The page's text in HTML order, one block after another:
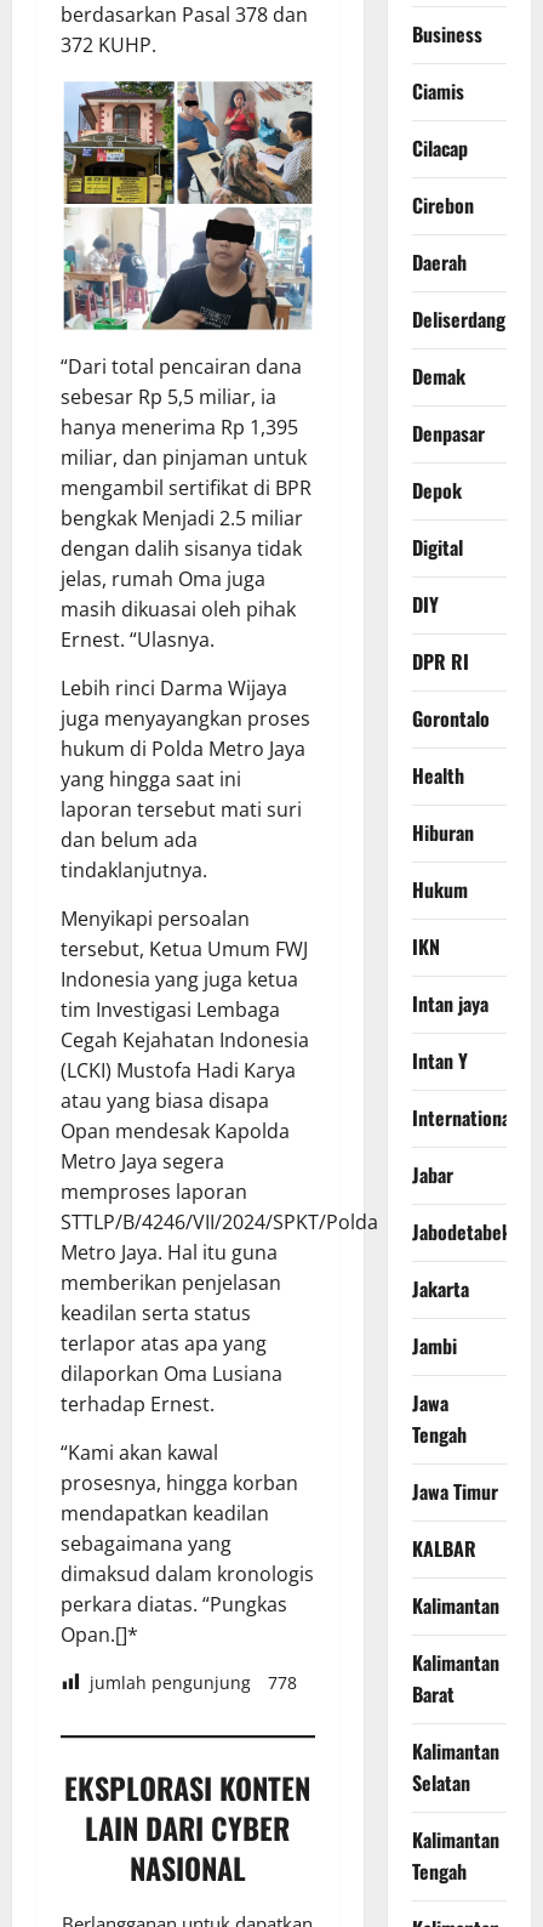
berdasarkan Pasal 378 dan
372 KUHP.
“Dari total pencairan dana
sebesar Rp 5,5 miliar, ia
hanya menerima Rp 1,395
miliar, dan pinjaman untuk
mengambil sertifikat di BPR
bengkak Menjadi 2.5 miliar
dengan dalih sisanya tidak
jelas, rumah Oma juga
masih dikuasai oleh pihak
Ernest. “Ulasnya.
Lebih rinci Darma Wijaya
juga menyayangkan proses
hukum di Polda Metro Jaya
yang hingga saat ini
laporan tersebut mati suri
dan belum ada
tindaklanjutnya.
Menyikapi persoalan
tersebut, Ketua Umum FWJ
Indonesia yang juga ketua
tim Investigasi Lembaga
Cegah Kejahatan Indonesia
(LCKI) Mustofa Hadi Karya
atau yang biasa disapa
Opan mendesak Kapolda
Metro Jaya segera
memproses laporan
STTLP/B/4246/VII/2024/SPKT/Polda
Metro Jaya. Hal itu guna
memberikan penjelasan
keadilan serta status
terlapor atas apa yang
dilaporkan Oma Lusiana
terhadap Ernest.
“Kami akan kawal
prosesnya, hingga korban
mendapatkan keadilan
sebagaimana yang
dimaksud dalam kronologis
perkara diatas. “Pungkas
Opan.[]*
jumlah pengunjung 778
EKSPLORASI KONTEN
LAIN DARI CYBER
NASIONAL
Business
Ciamis
Cilacap
Cirebon
Daerah
Deliserdang
Demak
Denpasar
Depok
Digital
DIY
DPR RI
Gorontalo
Health
Hiburan
Hukum
IKN
Intan jaya
Intan Y
International
Jabar
Jabodetabek
Jakarta
Jambi
Jawa
Tengah
Jawa Timur
KALBAR
Kalimantan
Kalimantan
Barat
Kalimantan
Selatan
Kalimantan
Tengah